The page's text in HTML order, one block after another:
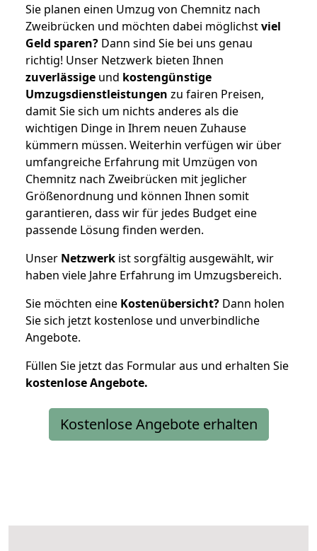
Sie planen einen Umzug von Chemnitz nach
Zweibrücken und möchten dabei möglichstviel
Geld sparen? Dann sind Sie bei uns genau
richtig! Unser Netzwerk bieten Ihnen
zuverlässige und kostengünstige
Umzugsdienstleistungen zu fairen Preisen,
damit Sie sich um nichts anderes als die
wichtigen Dinge in Ihrem neuen Zuhause
kümmern müssen. Weiterhin verfügen wir über
umfangreiche Erfahrung mit Umzügen von
Chemnitz nach Zweibrücken mit jeglicher
Größenordnung und können Ihnen somit
garantieren, dass wir für jedes Budget eine
passende Lösung finden werden.
Unser Netzwerk ist sorgfältig ausgewählt, wir
haben viele Jahre Erfahrung im Umzugsbereich.
Sie möchten eine Kostenübersicht? Dann holen
Sie sich jetzt kostenlose und unverbindliche
Angebote.
Füllen Sie jetzt das Formular aus und erhalten Sie
kostenloseAngebote.
Kostenlose Angebote erhalten